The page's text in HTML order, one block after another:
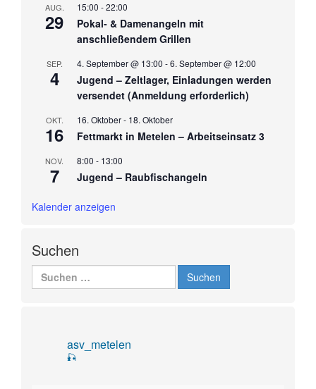
AUG.
29
15:00 -22:00
Pokal- & Damenangeln mit
anschließendem Grillen
SEP.
4
4. September @ 13:00 -6. September @ 12:00
Jugend – Zeltlager, Einladungen werden
versendet (Anmeldung erforderlich)
OKT.
16
16. Oktober- 18. Oktober
Fettmarkt in Metelen – Arbeitseinsatz 3
NOV.
7
8:00 - 13:00
Jugend – Raubfischangeln
Kalender anzeigen
Suchen
nach:
asv_metelen
🎣